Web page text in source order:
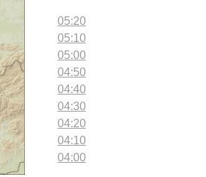
05:20
05:10
05:00
04:50
04:40
04:30
04:20
04:10
04:00